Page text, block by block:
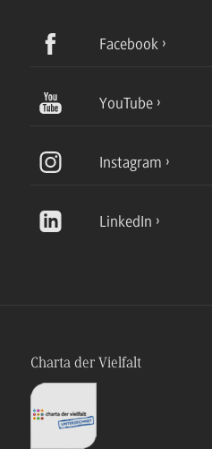
Facebook
YouTube
Instagram
LinkedIn
Charta der Vielfalt